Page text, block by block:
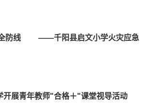
全防线 ——千阳县启文小学火灾应急
开展青年教师"合格＋"课堂视导活动